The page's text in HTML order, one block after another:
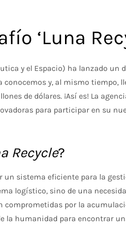
‘Luna
y el Espacio) ha lanzado un
y, al mismo tiempo,
de dólares. ¡Así es! La
para participar en su
Recycle?
un sistema eficiente para la
logístico, sino de una
por la
la humanidad para encontrar